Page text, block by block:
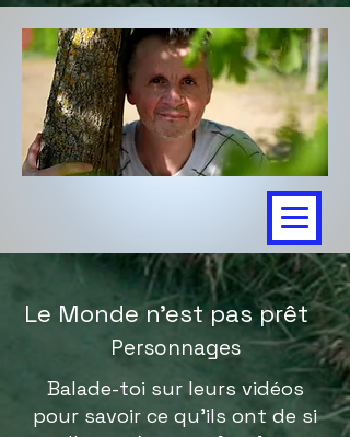
Le Monde n'est pas prêt
Personnages
Balade-toi sur leurs vidéos
pour savoir ce qu'ils ont de si